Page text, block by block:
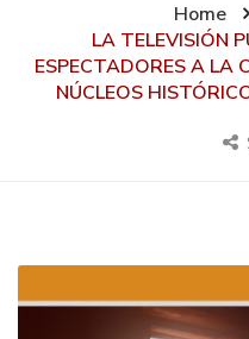
Home
LA TELEVISIÓN
ESPECTADORES A LA
NÚCLEOS